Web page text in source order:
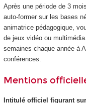
Après une période de 3
auto-former sur les bases
animatrice pédagogique,
de jeux vidéo ou
semaines chaque année à
conférences.
Mentions
Intitulé officiel figurant